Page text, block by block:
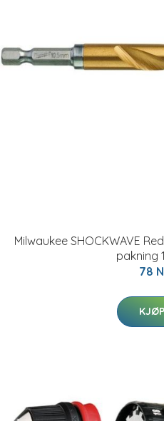
Milwaukee SHOCKWAVE
pakning
78